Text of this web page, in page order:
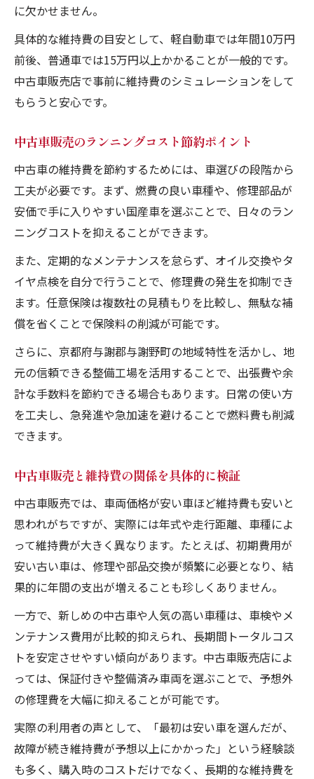
に欠かせません。
具体的な維持費の目安として、軽自動車では年間10万円
前後、普通車では15万円以上かかることが一般的です。
中古車販売店で事前に維持費のシミュレーションをして
もらうと安心です。
中古車販売のランニングコスト節約ポイント
中古車の維持費を節約するためには、車選びの段階から
工夫が必要です。まず、燃費の良い車種や、修理部品が
安価で手に入りやすい国産車を選ぶことで、日々のラン
ニングコストを抑えることができます。
また、定期的なメンテナンスを怠らず、オイル交換やタ
イヤ点検を自分で行うことで、修理費の発生を抑制でき
ます。任意保険は複数社の見積もりを比較し、無駄な補
償を省くことで保険料の削減が可能です。
さらに、京都府与謝郡与謝野町の地域特性を活かし、地
元の信頼できる整備工場を活用することで、出張費や余
計な手数料を節約できる場合もあります。日常の使い方
を工夫し、急発進や急加速を避けることで燃料費も削減
できます。
中古車販売と維持費の関係を具体的に検証
中古車販売では、車両価格が安い車ほど維持費も安いと
思われがちですが、実際には年式や走行距離、車種によ
って維持費が大きく異なります。たとえば、初期費用が
安い古い車は、修理や部品交換が頻繁に必要となり、結
果的に年間の支出が増えることも珍しくありません。
一方で、新しめの中古車や人気の高い車種は、車検やメ
ンテナンス費用が比較的抑えられ、長期間トータルコス
トを安定させやすい傾向があります。中古車販売店によ
っては、保証付きや整備済み車両を選ぶことで、予想外
の修理費を大幅に抑えることが可能です。
実際の利用者の声として、「最初は安い車を選んだが、
故障が続き維持費が予想以上にかかった」という経験談
も多く、購入時のコストだけでなく、長期的な維持費を